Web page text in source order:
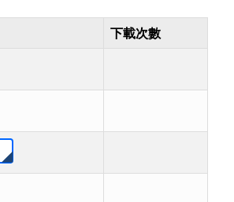
下載次數